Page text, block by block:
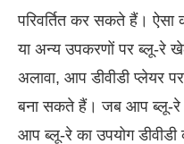
परिवर्तित कर सकते हैं।
या अन्य उपकरणों पर ब्लू-रे
अलावा, आप डीवीडी प्लेयर
बना सकते हैं। जब आप ब्लू-रे
आप ब्लू-रे का उपयोग